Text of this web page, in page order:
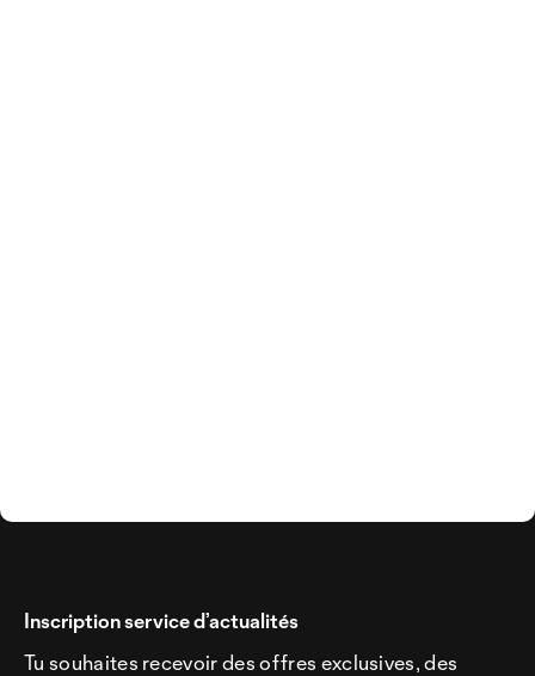
Inscription service d’actualités
Tu souhaites recevoir des offres exclusives, des